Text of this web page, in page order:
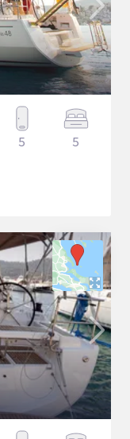
5 5